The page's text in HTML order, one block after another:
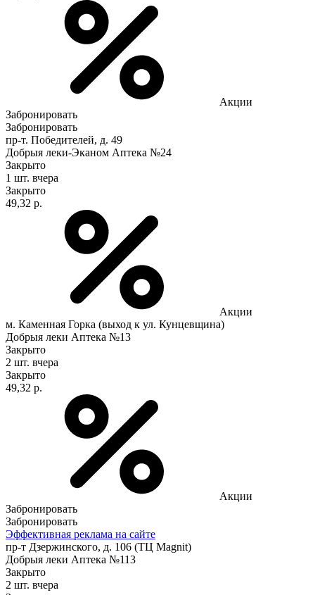
Акции
Забронировать
Забронировать
пр-т. Победителей, д. 49
Добрыя леки-Эканом Аптека №24
Закрыто
1 шт. вчера
Закрыто
49,32 р.
Акции
м. Каменная Горка (выход к ул. Кунцевщина)
Добрыя леки Аптека №13
Закрыто
2 шт. вчера
Закрыто
49,32 р.
Акции
Забронировать
Забронировать
Эффективная реклама на сайте
пр-т Дзержинского, д. 106 (ТЦ Magnit)
Добрыя леки Аптека №113
Закрыто
2 шт. вчера